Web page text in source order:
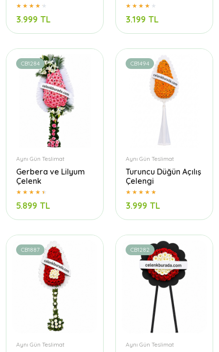
3.999 TL 3.199 TL
CB1284
Aynı Gün Teslimat
Gerbera ve Lilyum
Çelenk
5.899 TL
CB1494
Aynı Gün Teslimat
Turuncu Düğün Açılış
Çelengi
3.999 TL
CB1887
Aynı Gün Teslimat
CB1282
Aynı Gün Teslimat